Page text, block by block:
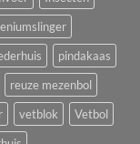
pindakaas
reuze mezenbol
vetblok
Vetbol